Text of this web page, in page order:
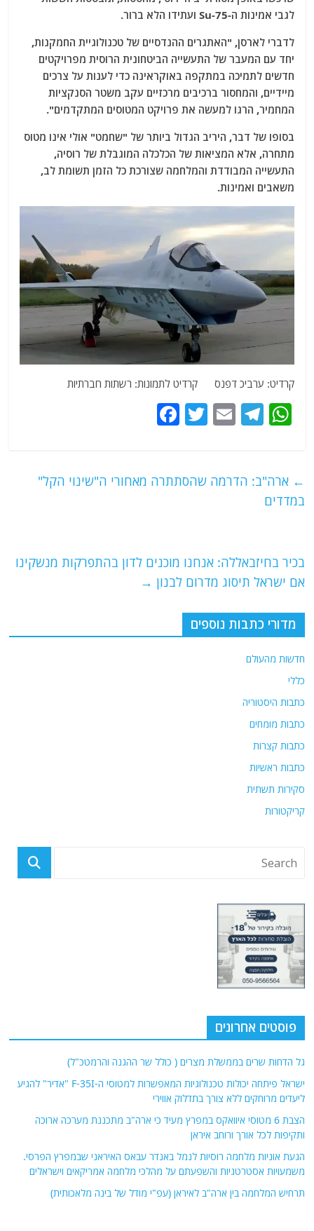
לגבי אמינות ה-Su-75 ועתידו הלא ברור.
לדברי לארסן, "האתגרים ההנדסיים של טכנולוגיית החמקנות,
יחד עם המעבר של התעשייה הביטחונית הרוסית מפרויקטים
חדשים לתמיכה במתקפה באוקראינה כדי לענות על צרכים
מיידיים, והמחסור ברכיבים מרכזיים עקב משטר הסנקציות
המחמיר, הרגו למעשה את פרויקט המטוסים המתקדמים".
בסופו של דבר, היריב הגדול ביותר של "שחמט" אולי אינו מטוס
מתחרה, אלא המציאות של הכלכלה המוגבלת של רוסיה,
התעשייה המבודדת והמלחמה שצורכת כל הזמן תשומת לב,
משאבים ואמינות.
קרדיט: ערביכ דפנס קרדיט לתמונות: רשתות חברתיות
W
s
A
T
g
E
l
T
er
e
k
← ארה"ב: הדרמה שהסתתרה מאחורי ה"שינוי הקל"
במדדים
בכיר בחיזבאללה: אנחנו מוכנים לדון בהתפרקות מנשקינו
אם ישראל תיסוג מדרום לבנון →
מדורי כתבות נוספים
חדשות מהעולם
כללי
כתבות היסטוריה
כתבות מומחים
כתבות קצרות
כתבות ראשיות
סקירות תשתית
קריקטורות
פוסטים אחרונים
גל הדחות שרים בממשלת מצרים ( כולל שר ההגנה והרמטכ"ל)
ישראל פיתחה יכולות טכנולוגיות המאפשרות למטוסי ה-F-35I "אדיר" להגיע
ליעדים מרוחקים ללא צורך בתדלוק אווירי
הצבת 6 מטוסי איוואקס במפרץ מעיד כי ארה"ב מתכננת מערכה ארוכה
ותקיפות לכל אורך ורוחב איראן
הגעת אוניות מלחמה רוסיות לנמל באנדר עבאס האיראני שבמפרץ הפרסי.
משמעויות אסטרטגיות והשפעתם על מהלכי מלחמה אמריקאים וישראלים
תרחיש המלחמה בין ארה"ב לאיראן (עפ"י מודל של בינה מלאכותית)